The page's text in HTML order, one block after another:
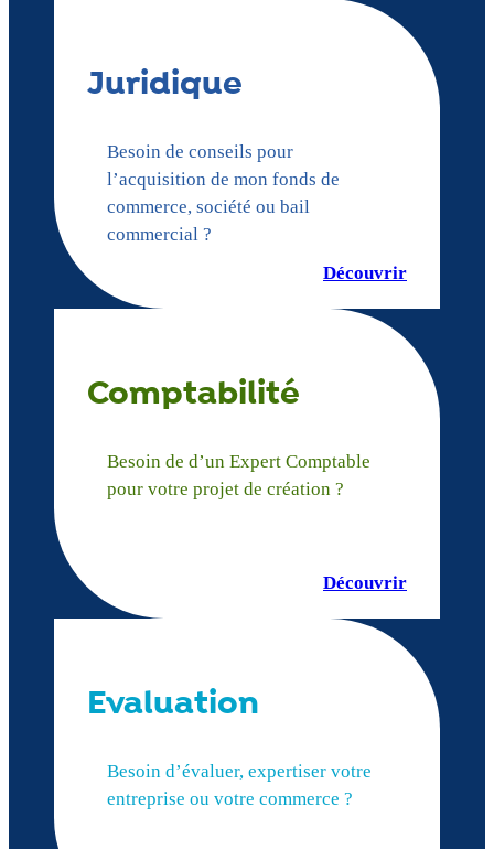
Juridique
Besoin de conseils pour
l’acquisition de mon fonds de
commerce, société ou bail
commercial ?
Découvrir
Comptabilité
Besoin de d’un Expert Comptable
pour votre projet de création ?
Découvrir
Evaluation
Besoin d’évaluer, expertiser votre
entreprise ou votre commerce ?